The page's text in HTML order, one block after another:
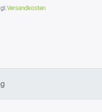
Versandkosten